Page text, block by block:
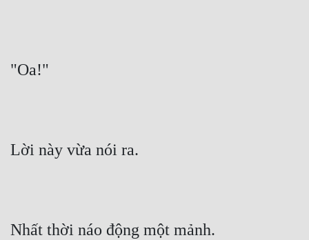
"Oa!"
Lời này vừa nói ra.
Nhất thời náo động một mảnh.